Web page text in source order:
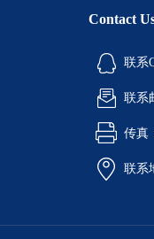
Contact
联系
联系
传真
联系